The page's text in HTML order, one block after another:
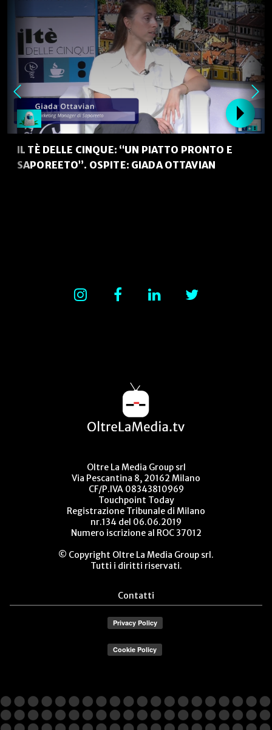
IL TÈ DELLE CINQUE: “UN PIATTO PRONTO E
SAPOREETO”. OSPITE: GIADA OTTAVIAN
Oltre La Media Group srl
Via Pescantina 8, 20162 Milano
CF/P.IVA 08343810969
Touchpoint Today
Registrazione Tribunale di Milano
nr.134 del 06.06.2019
Numero iscrizione al ROC 37012
© Copyright Oltre La Media Group srl.
Tutti i diritti riservati.
Contatti